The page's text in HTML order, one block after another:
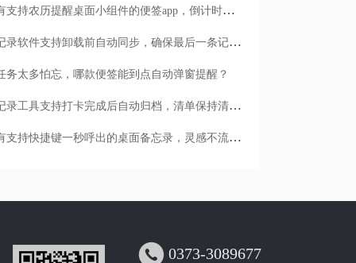
有没有支持农历提醒桌面小组件的便签app，倒计时一目了然
哪款记录软件支持卸载前自动同步，确保最后一条记录不丢失？
务太多怕忘，哪款便签能到点自动弹窗提醒？
哪款记录工具支持打卡完成后自动归档，清单保持清爽？
有没有支持快捷键一秒呼出的桌面备忘录，灵感不流失？
 0373-3089677